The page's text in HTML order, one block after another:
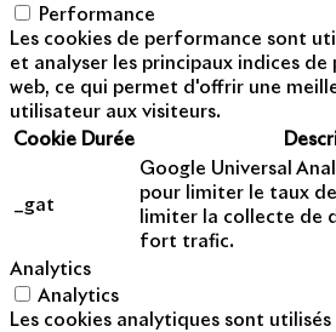
Performance
Les cookies de performance sont
et analyser les principaux indices
web, ce qui permet d'offrir une
utilisateur aux visiteurs.
Cookie Durée
_gat
Google Universal
pour limiter le taux
limiter la collecte de
fort trafic.
Analytics
Analytics
Les cookies analytiques sont